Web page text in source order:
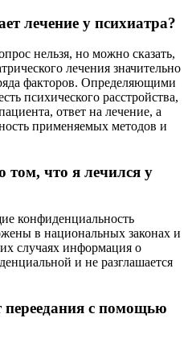
лечение у психиатра?
нельзя, но можно сказать,
лечения значительно
факторов. Определяющими
психического расстройства,
ответ на лечение, а
применяемых методов и
том, что я лечился у
конфиденциальность
в национальных законах и
случаях информация о
и не разглашается
с помощью